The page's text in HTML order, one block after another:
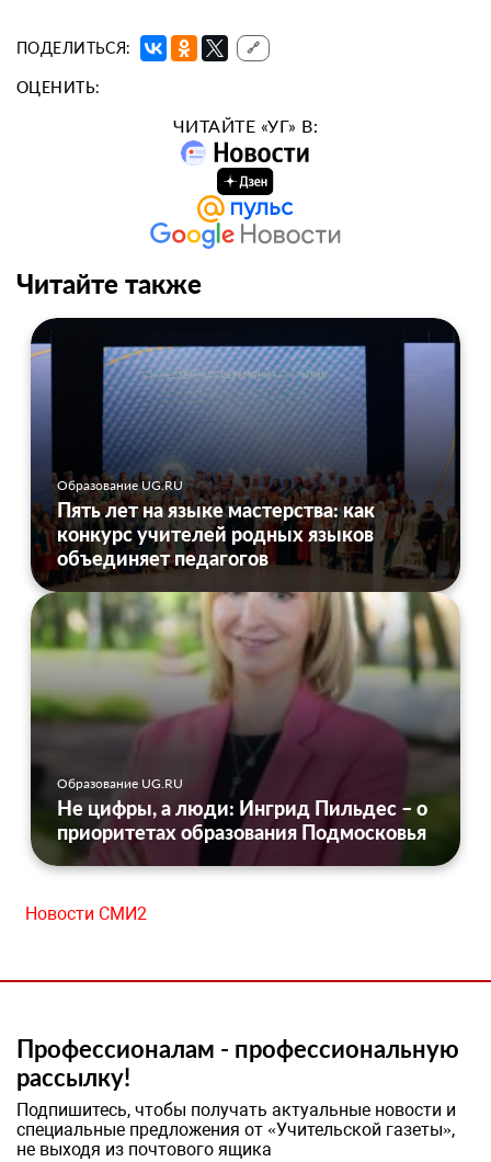
ПОДЕЛИТЬСЯ: 🔗
ОЦЕНИТЬ:
ЧИТАЙТЕ «УГ» В:
Читайте также
Образование UG.RU
Пять лет на языке мастерства: как
конкурс учителей родных языков
объединяет педагогов
Образование UG.RU
Не цифры, а люди: Ингрид Пильдес – о
приоритетах образования Подмосковья
Новости СМИ2
Профессионалам - профессиональную
рассылку!
Подпишитесь, чтобы получать актуальные новости и
специальные предложения от «Учительской газеты»,
не выходя из почтового ящика